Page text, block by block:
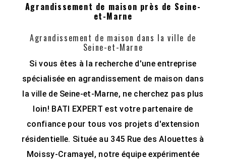
Agrandissement de maison près de Seine-
et-Marne
Agrandissement de maison dans la ville de
Seine-et-Marne
Si vous êtes à la recherche d'une entreprise
spécialisée en agrandissement de maison dans
la ville de Seine-et-Marne, ne cherchez pas plus
loin! BATI EXPERT est votre partenaire de
confiance pour tous vos projets d'extension
résidentielle. Située au 345 Rue des Alouettes à
Moissy-Cramayel, notre équipe expérimentée